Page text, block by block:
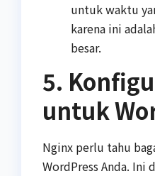
untuk waktu
karena ini
besar.
5.
untuk
Nginx perlu tahu
WordPress Anda. Ini